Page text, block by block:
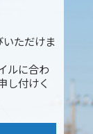
ただけま
ルに合わ
し付けく